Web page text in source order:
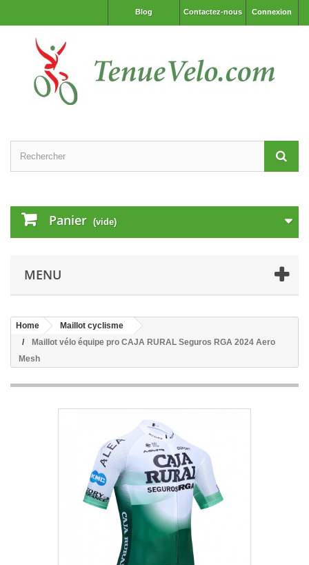
Connexion
Contactez-nous
Blog
Panier (vide)
MENU
Home
Maillot cyclisme
Maillot vélo équipe pro CAJA RURAL Seguros RGA 2024 Aero
Mesh